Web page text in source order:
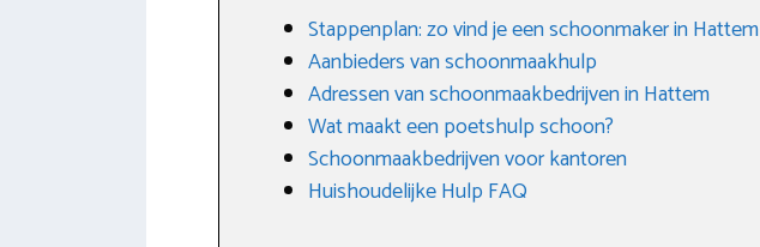
Stappenplan: zo vind je een schoonmaker in Hattem
Aanbieders van schoonmaakhulp
Adressen van schoonmaakbedrijven in Hattem
Wat maakt een poetshulp schoon?
Schoonmaakbedrijven voor kantoren
Huishoudelijke Hulp FAQ